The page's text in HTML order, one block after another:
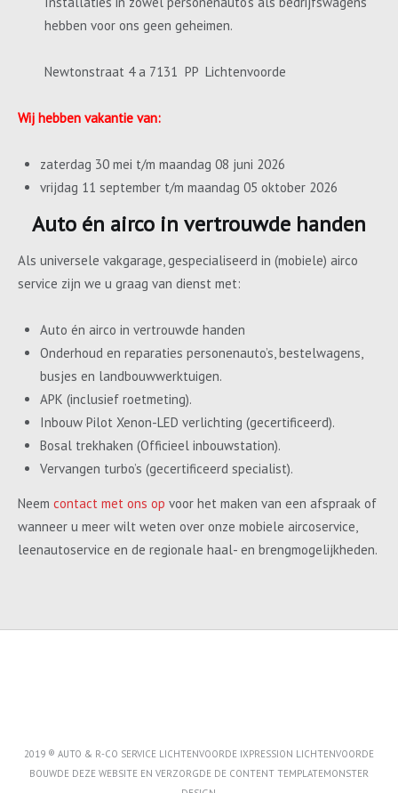
hebben voor ons geen geheimen.
Newtonstraat 4 a 7131 PP Lichtenvoorde
Wij hebben vakantie van:
zaterdag 30 mei t/m maandag 08 juni 2026
vrijdag 11 september t/m maandag 05 oktober 2026
Auto én airco in vertrouwde handen
Als universele vakgarage, gespecialiseerd in (mobiele) airco
service zijn we u graag van dienst met:
Auto én airco in vertrouwde handen
Onderhoud en reparaties personenauto’s, bestelwagens,
busjes en landbouwwerktuigen.
APK (inclusief roetmeting).
Inbouw Pilot Xenon-LED verlichting (gecertificeerd).
Bosal trekhaken (Officieel inbouwstation).
Vervangen turbo’s (gecertificeerd specialist).
Neem contact met ons op voor het maken van een afspraak of
wanneer u meer wilt weten over onze mobiele aircoservice,
leenautoservice en de regionale haal- en brengmogelijkheden.
2019 ® AUTO & R-CO SERVICE LICHTENVOORDE IXPRESSION LICHTENVOORDE
BOUWDE DEZE WEBSITE EN VERZORGDE DE CONTENT TEMPLATEMONSTER